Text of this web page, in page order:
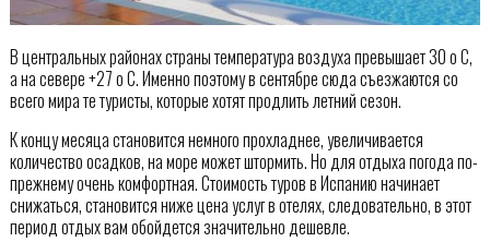
В центральных районах страны температура воздуха превышает 30 о С,
а на севере +27 о С. Именно поэтому в сентябре сюда съезжаются со
всего мира те туристы, которые хотят продлить летний сезон.
К концу месяца становится немного прохладнее, увеличивается
количество осадков, на море может штормить. Но для отдыха погода по-
прежнему очень комфортная. Стоимость туров в Испанию начинает
снижаться, становится ниже цена услуг в отелях, следовательно, в этот
период отдых вам обойдется значительно дешевле.